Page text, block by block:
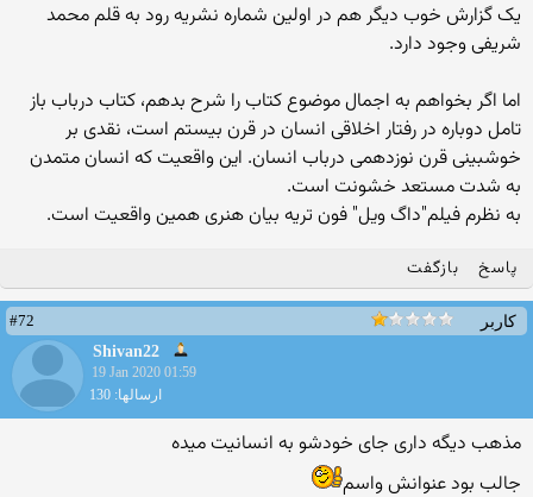
یک گزارش خوب دیگر هم در اولین شماره نشریه رود به قلم محمد
شریفی وجود دارد.
اما اگر بخواهم به اجمال موضوع کتاب را شرح بدهم، کتاب درباب باز
تامل دوباره در رفتار اخلاقی انسان در قرن بیستم است، نقدی بر
خوشبینی قرن نوزدهمی درباب انسان. این واقعیت که انسان متمدن
به شدت مستعد خشونت است.
به نظرم فیلم"داگ ویل" فون تریه بیان هنری همین واقعیت است.
پاسخ بازگفت
کاربر
#72
Shivan22
19 Jan 2020 01:59
ارسالها: 130
مذهب دیگه داری جای خودشو به انسانیت میده
جالب بود عنوانش واسم